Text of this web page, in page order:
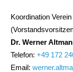
Koordination
Dr. Werner
Telefon:+49 172
Email: